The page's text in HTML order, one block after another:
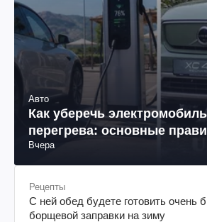
Авто
Как уберечь
перегрева: основные
Вчера
Рецепты
С ней обед будете готовить очень
борщевой заправки на зиму